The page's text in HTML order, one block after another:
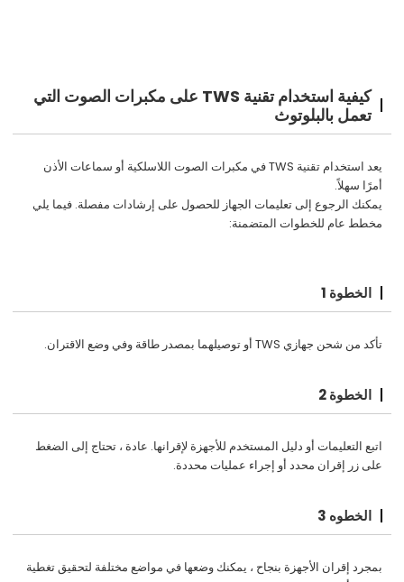
كيفية استخدام تقنية TWS على مكبرات الصوت التي
تعمل بالبلوتوث
يعد استخدام تقنية TWS في مكبرات الصوت اللاسلكية أو سماعات الأذن
أمرًا سهلاً.
يمكنك الرجوع إلى تعليمات الجهاز للحصول على إرشادات مفصلة. فيما يلي
مخطط عام للخطوات المتضمنة:
الخطوة 1
تأكد من شحن جهازي TWS أو توصيلهما بمصدر طاقة وفي وضع الاقتران.
الخطوة 2
اتبع التعليمات أو دليل المستخدم للأجهزة لإقرانها. عادة ، تحتاج إلى الضغط
على زر إقران محدد أو إجراء عمليات محددة.
الخطوه 3
بمجرد إقران الأجهزة بنجاح ، يمكنك وضعها في مواضع مختلفة لتحقيق تغطية